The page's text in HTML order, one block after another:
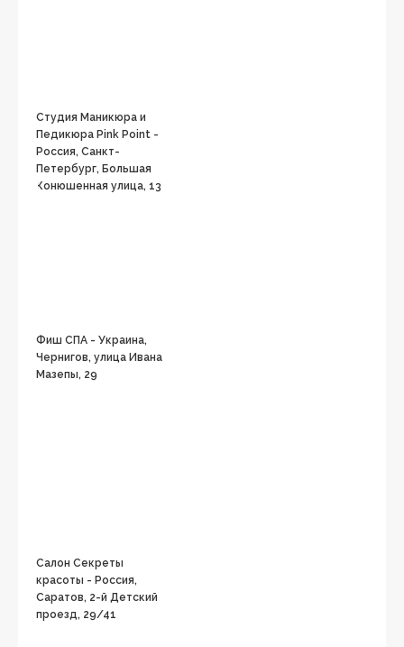
Студия Маникюра и
Педикюра Pink Point -
Россия, Санкт-
Петербург, Большая
Конюшенная улица, 13
Фиш СПА - Украина,
Чернигов, улица Ивана
Мазепы, 29
Салон Секреты
красоты - Россия,
Саратов, 2-й Детский
проезд, 29/41